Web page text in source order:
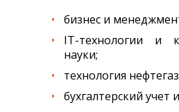
бизнес и
IT-технологии и
науки;
технология
бухгалтерский учет